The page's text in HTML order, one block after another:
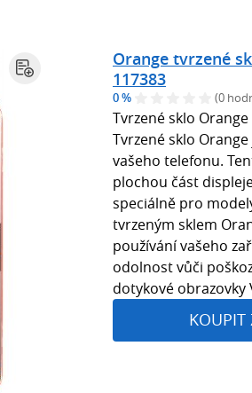
Orange tvrzené
117383
0 % (0
Tvrzené sklo Orange
Tvrzené sklo
vašeho telefonu.
plochou část
speciálně pro
tvrzeným sklem
používání vašeho
odolnost vůči
dotykové obrazovky
KOUPIT